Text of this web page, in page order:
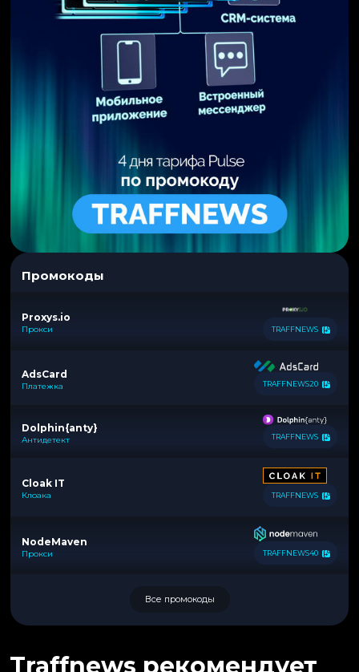
Промокоды
Proxys.io
Прокси TRAFFNEWS
AdsCard
Платежка TRAFFNEWS20
Dolphin{anty}
Антидетект TRAFFNEWS
Cloak IT
Клоака TRAFFNEWS
NodeMaven
Прокси TRAFFNEWS40
Все промокоды
Traffnews рекомендует